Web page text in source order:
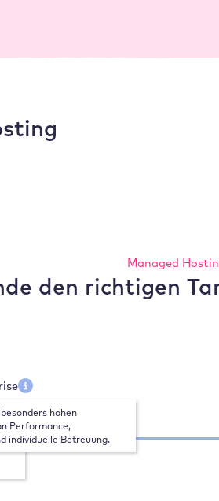
Managed
den richtigen
hohen
Performance,
individuelle Betreuung.